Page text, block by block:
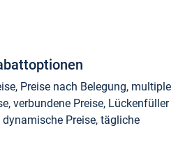
Preise nach Belegung, multiple
verbundene Preise, Lückenfüller
Preise, tägliche